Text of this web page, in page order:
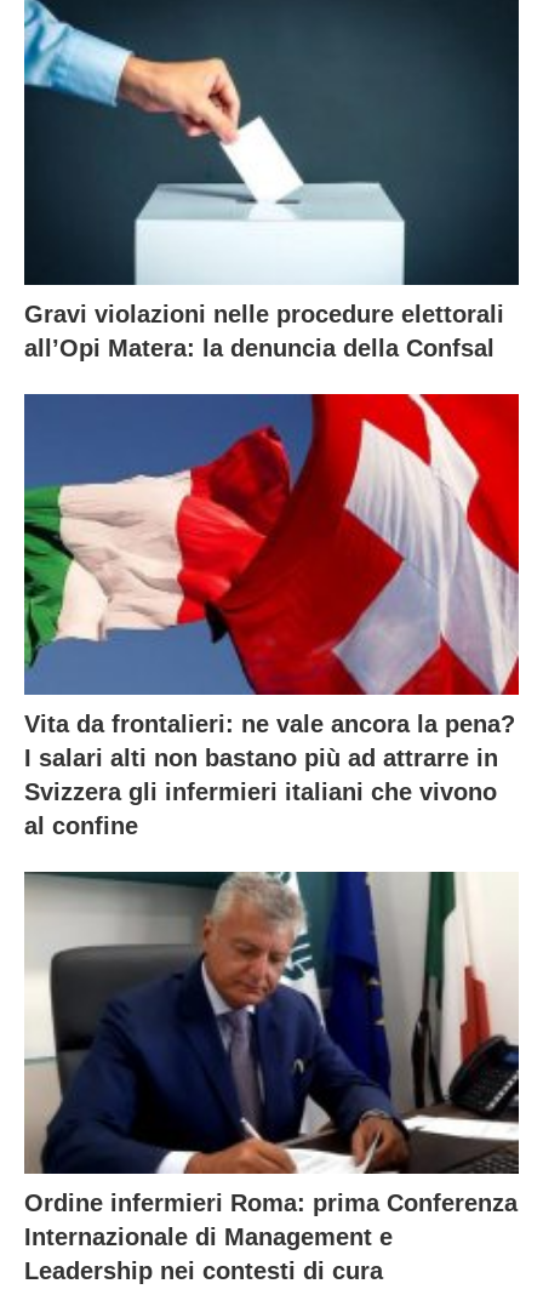
Gravi violazioni nelle procedure elettorali
all’Opi Matera: la denuncia della Confsal
Vita da frontalieri: ne vale ancora la pena?
I salari alti non bastano più ad attrarre in
Svizzera gli infermieri italiani che vivono
al confine
Ordine infermieri Roma: prima Conferenza
Internazionale di Management e
Leadership nei contesti di cura